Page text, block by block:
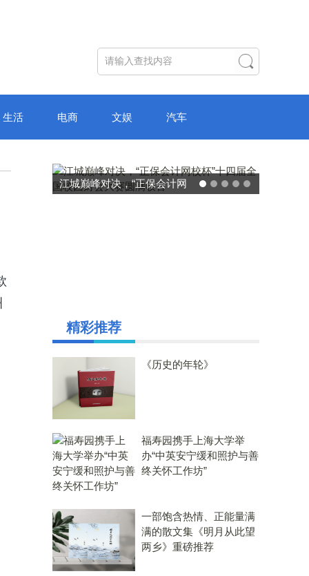
生活 电商 文娱 汽车
破局“纸面教育”：理想树AI自
精彩推荐
《历史的年轮》
福寿园携手上海大学举
办“中英安宁缓和照护与善
终关怀工作坊”
一部饱含热情、正能量满
满的散文集《明月从此望
两乡》重磅推荐